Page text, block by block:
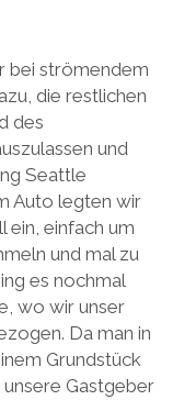
bei strömendem
die restlichen
des
und
Seattle
Auto legten wir
ein, einfach um
und mal zu
es nochmal
wo wir unser
Da man in
Grundstück
Gastgeber